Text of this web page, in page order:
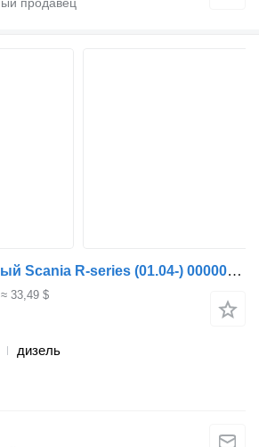
Ресивер воздушный Scania R-series (01.04-) 0000079486 для тягача Scania P,G,R,T-series (2004-2017)
≈ 33,49 $
дизель